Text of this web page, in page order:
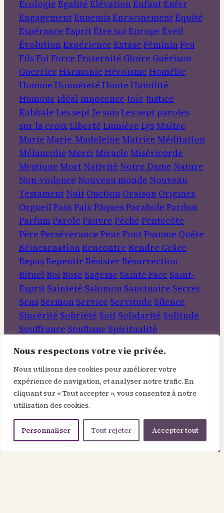
Nous respectons votre vie privée.
Nous utilisons des cookies pour améliorer votre
expérience de navigation, et analyser notre trafic. En
cliquant sur « Tout accepter », vous consentez à notre
utilisation des cookies.
Personnaliser Tout rejeter Accepter tout
Écologie Égalité ÉlévationEnfantEnfer
EngagementEnnemisEnracinementÉquité
Espérance EspritÊtre soi Europe Éveil
ÉvolutionExpérience Extase FémininFeu
FilsFoi Force Fraternité Gloire Guérison
Guerrier Harmonie Héroïsme Homélie
Homme Honnêteté Honte Humilité
Humour Idéal Innocence Joie Justice
Kabbale Les sept Je suisLes sept paroles
sur la croixLiberté Lumière LysMaître
Marie Marie-Madeleine Matrice Méditation
Mélancolie Merci Miracle Miséricorde
Mystique MortNativité Notre Dame Nature
Non-violence Nouveau monde Nouveau
TestamentNuit Onction Oraison Origines
Orgueil PainPaixPâquesParabole Pardon
ParfumParole Pauvre Péché Pentecôte
Père Persévérance Peur PontPsaume Quête
RéincarnationRencontre Rendre Grâce
RepasRepentir Résister Résurrection
Rituel Roi Rose Sagesse Sainte Face Saint-
Esprit Sainteté Salomon Sanctuaire Secret
Sens Sermon Service Servitude Silence
Sincérité Sobriété Soif Solidarité Solitude
Souffrance Soufisme Spiritualité
Veda VerbeVéritéVertu VictoireVie
intérieure VinVisitationVoyage
Rechercher
Informations